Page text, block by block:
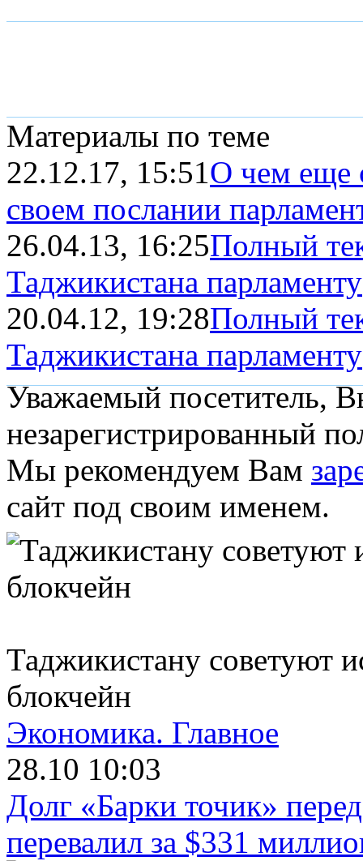
Материалы по теме
22.12.17, 15:51О чем еще
своем послании
26.04.13, 16:25Полный
Таджикистана парламенту
20.04.12, 19:28Полный
Таджикистана парламенту
Уважаемый посетитель,
незарегистрированный
Мы рекомендуем Вам
сайт под своим именем.
Таджикистану советуют
блокчейн
Экономика. Главное
28.10 10:03
Долг «Барки точик»
перевалил за $331